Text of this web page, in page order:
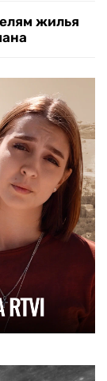
жилья